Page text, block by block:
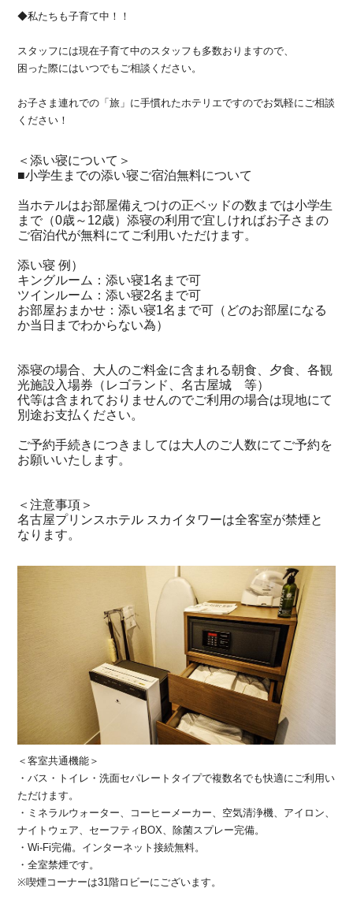
◆私たちも子育て中！！
スタッフには現在子育て中のスタッフも多数おりますので、
困った際にはいつでもご相談ください。
お子さま連れでの「旅」に手慣れたホテリエですのでお気軽にご相談
ください！
＜添い寝について＞
■小学生までの添い寝ご宿泊無料について
当ホテルはお部屋備えつけの正ベッドの数までは小学生
まで（0歳～12歳）添寝の利用で宜しければお子さまの
ご宿泊代が無料にてご利用いただけます。
添い寝 例）
キングルーム：添い寝1名まで可
ツインルーム：添い寝2名まで可
お部屋おまかせ：添い寝1名まで可（どのお部屋になる
か当日までわからない為）
添寝の場合、大人のご料金に含まれる朝食、夕食、各観
光施設入場券（レゴランド、名古屋城 等）
代等は含まれておりませんのでご利用の場合は現地にて
別途お支払ください。
ご予約手続きにつきましては大人のご人数にてご予約を
お願いいたします。
＜注意事項＞
名古屋プリンスホテル スカイタワーは全客室が禁煙と
なります。
＜客室共通機能＞
・バス・トイレ・洗面セパレートタイプで複数名でも快適にご利用い
ただけます。
・ミネラルウォーター、コーヒーメーカー、空気清浄機、アイロン、
ナイトウェア、セーフティBOX、除菌スプレー完備。
・Wi-Fi完備。インターネット接続無料。
・全室禁煙です。
※喫煙コーナーは31階ロビーにございます。